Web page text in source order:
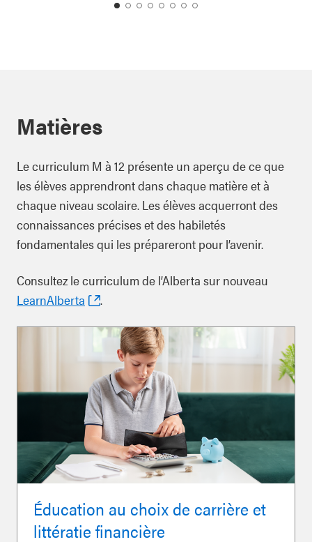
datedatedatedatedatedate
datedate
Matières
Le curriculum M à 12 présente un aperçu de ce que
les élèves apprendront dans chaque matière et à
chaque niveau scolaire. Les élèves acquerront des
connaissances précises et des habiletés
fondamentales qui les prépareront pour l’avenir.
Consultez le curriculum de l’Alberta sur nouveau
LearnAlberta
.
Éducation au choix de carrière et
littératie financière